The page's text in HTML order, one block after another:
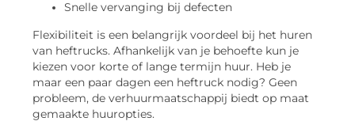
Snelle vervanging bij defecten
Flexibiliteit is een belangrijk voordeel bij het huren
van heftrucks. Afhankelijk van je behoefte kun je
kiezen voor korte of lange termijn huur. Heb je
maar een paar dagen een heftruck nodig? Geen
probleem, de verhuurmaatschappij biedt op maat
gemaakte huuropties.